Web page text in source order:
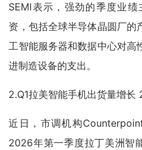
SEMI表示，强劲的季度业
资，包括全球半导体晶圆厂的
工智能服务器和数据中心对高
进制造设备的支出。
2.Q1拉美智能手机出货量增长
近日，市调机构
2026年第一季度拉丁美洲智